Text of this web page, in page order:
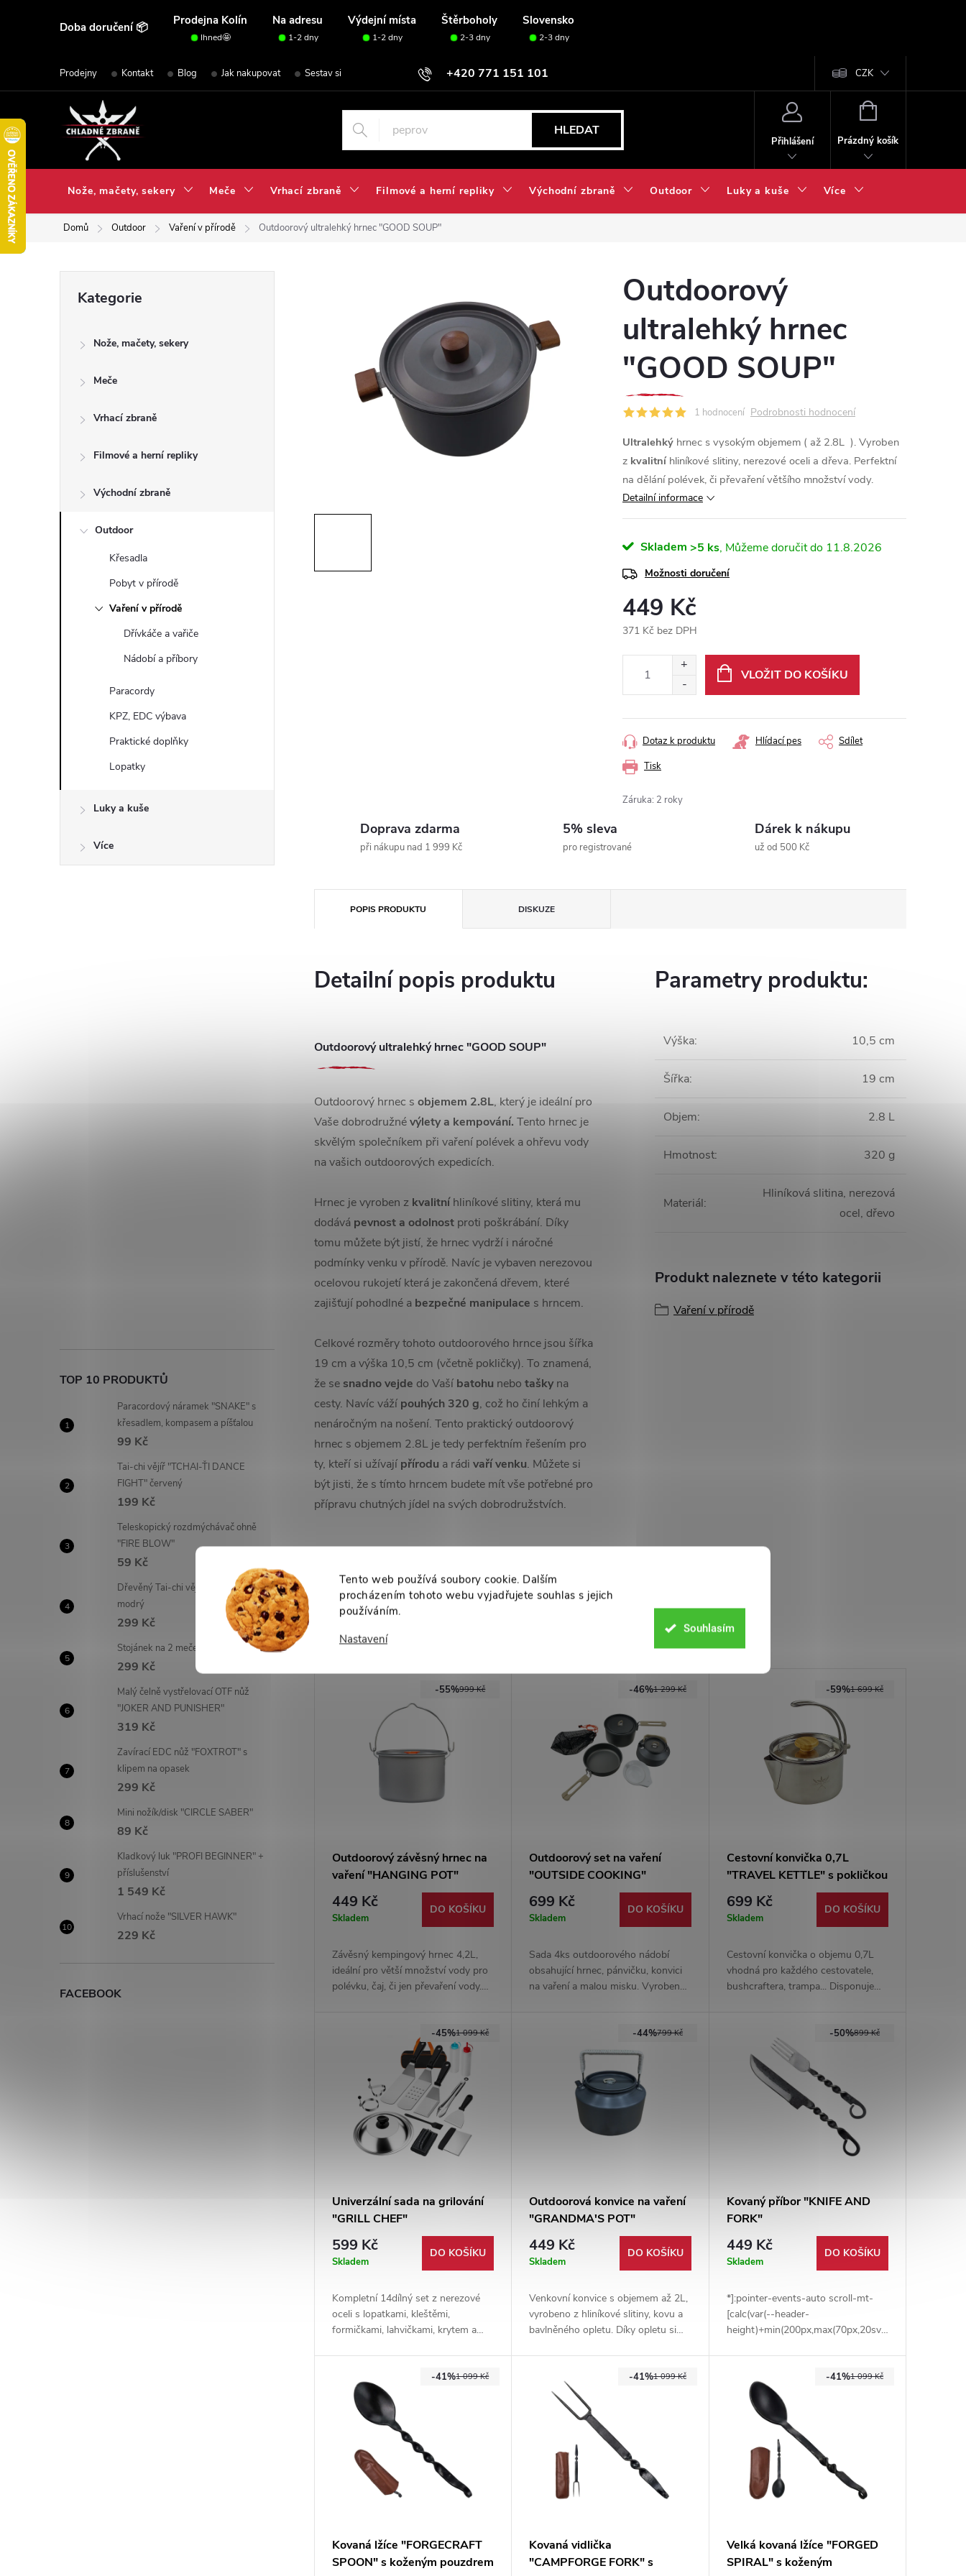
Tento web používá soubory cookie. Dalším
procházením tohoto webu vyjadřujete souhlas s jejich
používáním.
Nastavení
Souhlasím
Doba doručení 📦 Prodejna Kolín Na adresu Výdejní místa Štěrboholy Slovensko
Ihned🤩 1-2 dny 1-2 dny 2-3 dny 2-3 dny
+420 771 151 101
Prodejny Kontakt Blog Jak nakupovat Sestav si svou sadu✅ CZK
HLEDAT
Přihlášení
NÁKUPNÍ
Prázdný košík
Nože, mačety, sekery Meče Vrhací zbraně Filmové a herní repliky Východní zbraně Outdoor Luky a kuše Více
Domů Outdoor Vaření v přírodě Outdoorový ultralehký hrnec "GOOD SOUP"
n
kategorie
Kategorie
Nože, mačety, sekery
Meče
Vrhací zbraně
Filmové a herní repliky
Východní zbraně
Outdoor
Křesadla
Pobyt v přírodě
Vaření v přírodě
Dřívkáče a vařiče
Nádobí a příbory
Paracordy
KPZ, EDC výbava
Praktické doplňky
Lopatky
Luky a kuše
Více
TOP 10 PRODUKTŮ
Paracordový náramek "SNAKE" s
křesadlem, kompasem a píšťalou
99 Kč
Tai-chi vějíř "TCHAI-ŤI DANCE
FIGHT" červený
199 Kč
Teleskopický rozdmýchávač ohně
"FIRE BLOW"
59 Kč
Dřevěný Tai-chi vějíř "DA SHANZI"
modrý
299 Kč
Stojánek na 2 meče "NITEN"
299 Kč
Malý čelně vystřelovací OTF nůž
"JOKER AND PUNISHER"
319 Kč
Zavírací EDC nůž "FOXTROT" s
klipem na opasek
299 Kč
Mini nožík/disk "CIRCLE SABER"
89 Kč
Kladkový luk "PROFI BEGINNER" +
příslušenství
1 549 Kč
Vrhací nože "SILVER HAWK"
229 Kč
FACEBOOK
Outdoorový
ultralehký hrnec
"GOOD SOUP"
1 hodnocení Podrobnosti hodnocení
Ultralehký hrnec s vysokým objemem ( až 2.8L ). Vyroben
z kvalitníhliníkové slitiny, nerezové oceli a dřeva. Perfektní
na dělání polévek, či převaření většího množství vody.
Detailní informace
Skladem >5 ks 11.8.2026
Možnosti doručení
449 Kč
371 Kč bez DPH
VLOŽIT DO KOŠÍKU
Tisk
Dotaz k produktu Hlídací pes Sdílet
Záruka: 2 roky
Doprava zdarma
při nákupu nad 1 999 Kč
5% sleva
pro registrované
Dárek k nákupu
už od 500 Kč
POPIS PRODUKTU DISKUZE
Detailní popis produktu
Outdoorový ultralehký hrnec "GOOD SOUP"
Outdoorový hrnec s objemem 2.8L, který je ideální pro
Vaše dobrodružnévýletya kempování. Tento hrnec je
skvělým společníkem při vaření polévek a ohřevu vody
na vašich outdoorových expedicích.
Hrnec je vyroben z kvalitníhliníkové slitiny, která mu
dodává pevnost a odolnost proti poškrábání. Díky
tomu můžete být jistí, že hrnec vydrží i náročné
podmínky venku v přírodě. Navíc je vybaven nerezovou
ocelovou rukojetí která je zakončená dřevem, které
zajišťují pohodlné a bezpečné manipulace s hrncem.
Celkové rozměry tohoto outdoorového hrnce jsou šířka
19 cm a výška 10,5 cm (včetně pokličky). To znamená,
že se snadno vejde do Vaší batohu nebo tašky na
cesty. Navíc váží pouhých 320 g, což ho činí lehkým a
nenáročným na nošení. Tento praktický outdoorový
hrnec s objemem 2.8L je tedy perfektním řešením pro
ty, kteří si užívají přírodu a rádi vaří venku. Můžete si
být jisti, že s tímto hrncem budete mít vše potřebné pro
přípravu chutných jídel na svých dobrodružstvích.
Parametry produktu:
Výška: 10,5 cm
Šířka: 19 cm
Objem: 2.8 L
Hmotnost: 320 g
Materiál:
Hliníková slitina, nerezová
ocel, dřevo
Produkt naleznete v této kategorii
Vaření v přírodě
Mohlo by Vás zajímat
999 Kč
-55%
Outdoorový závěsný hrnec na
vaření "HANGING POT"
449 Kč
Skladem
DO KOŠÍKU
Závěsný kempingový hrnec 4,2L,
ideální pro větší množství vody pro
polévku, čaj, či jen převaření vody.
1 299 Kč
-46%
Outdoorový set na vaření
"OUTSIDE COOKING"
699 Kč
Skladem
DO KOŠÍKU
Sada 4ks outdoorového nádobí
obsahující hrnec, pánvičku, konvici
na vaření a malou misku. Vyrobeno
snadný přenos celého setu.
1 699 Kč
-59%
Cestovní konvička 0,7L
"TRAVEL KETTLE" s pokličkou
699 Kč
Skladem
DO KOŠÍKU
Cestovní konvička o objemu 0,7L
vhodná pro každého cestovatele,
bushcraftera, trampa... Disponuje
1 099 Kč
-45%
Univerzální sada na grilování
"GRILL CHEF"
599 Kč
Skladem
DO KOŠÍKU
Kompletní 14dílný set z nerezové
oceli s lopatkami, kleštěmi,
formičkami, lahvičkami, krytem a
799 Kč
-44%
Outdoorová konvice na vaření
"GRANDMA'S POT"
449 Kč
Skladem
DO KOŠÍKU
Venkovní konvice s objemem až 2L,
vyrobeno z hliníkové slitiny, kovu a
bavlněného opletu. Díky opletu si
899 Kč
-50%
Kovaný příbor "KNIFE AND
FORK"
449 Kč
Skladem
DO KOŠÍKU
*]:pointer-events-auto scroll-mt-
[calc(var(--header-
height)+min(200px,max(70px,20svh)))]"
7f17db56d1c0-0" data-
testid="conversation-turn-98"
data-scroll-anchor="true" data-
turn="assistant" tabindex="-1">
Ručně kovaný příbor z uhlíkové
oceli 1080. Stylový a plně funkční
nůž a vidlička ideální pro
reenactment, táboření, LARP i
historické stolování.
1 099 Kč
-41%
Kovaná lžíce "FORGECRAFT
SPOON" s koženým pouzdrem
1 099 Kč
-41%
Kovaná vidlička
"CAMPFORGE FORK" s
1 099 Kč
-41%
Velká kovaná lžíce "FORGED
SPIRAL" s koženým